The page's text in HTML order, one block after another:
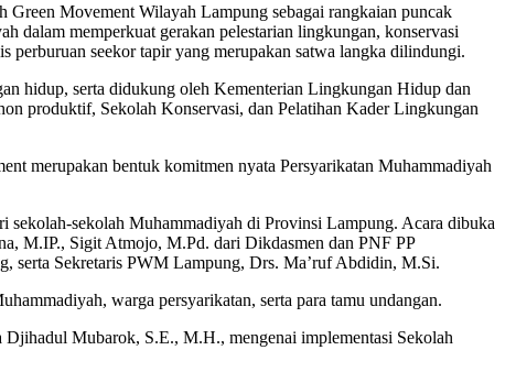
Movement Wilayah Lampung sebagai rangkaian puncak
dalam memperkuat gerakan pelestarian lingkungan, konservasi
perburuan seekor tapir yang merupakan satwa langka dilindungi.
hidup, serta didukung oleh Kementerian Lingkungan Hidup dan
produktif, Sekolah Konservasi, dan Pelatihan Kader Lingkungan
merupakan bentuk komitmen nyata Persyarikatan Muhammadiyah
sekolah Muhammadiyah di Provinsi Lampung. Acara dibuka
M.IP., Sigit Atmojo, M.Pd. dari Dikdasmen dan PNF PP
serta Sekretaris PWM Lampung, Drs. Ma’ruf Abdidin, M.Si.
warga persyarikatan, serta para tamu undangan.
Mubarok, S.E., M.H., mengenai implementasi Sekolah